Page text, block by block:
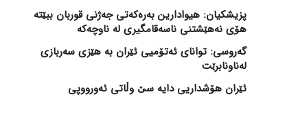
پزیشکیان: هیوادارین بەرەکەتی جەژنی قوربان ببێتە
هۆی نەهێشتنی ناسەقامگیری لە ناوچەکە
گەروسی: توانای ئەتۆمیی ئێران بە هێزی سەربازی
لەناونابرێت
ئێران هۆشداریی دایە سێ وڵاتی ئەورووپی